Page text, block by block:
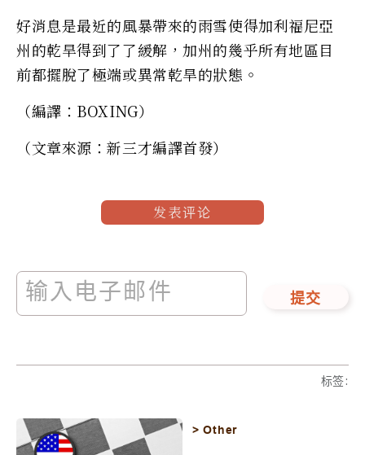
好消息是最近的風暴帶來的雨雪使得加利福尼亞
州的乾旱得到了了緩解，加州的幾乎所有地區目
前都擺脫了極端或異常乾旱的狀態。
（編譯：BOXING）
（文章來源：新三才編譯首發）
发表评论
提交
标签:
>Other